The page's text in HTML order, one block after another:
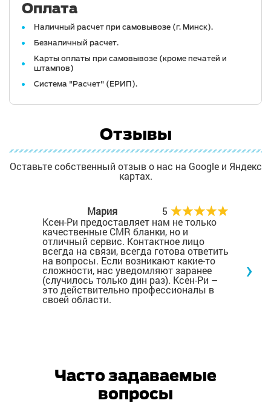
Оплата
Наличный расчет при самовывозе (г. Минск).
Безналичный расчет.
Карты оплаты при самовывозе (кроме печатей и
штампов)
Система "Расчет" (ЕРИП).
Отзывы
Оставьте собственный отзыв о нас на Google и Яндекс
картах.
Мария
5
Ксен-Ри предоставляет нам не только
качественные CMR бланки, но и
отличный сервис. Контактное лицо
всегда на связи, всегда готова ответить
на вопросы. Если возникают какие-то
сложности, нас уведомляют заранее
(случилось только дин раз). Ксен-Ри –
это действительно профессионалы в
своей области.
›
Часто задаваемые
вопросы